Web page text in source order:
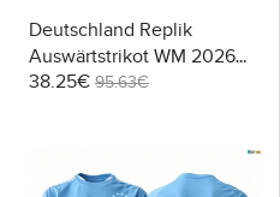
Deutschland Replik
Auswärtstrikot WM 2026
Kurzarm
38.25€ 95.63€